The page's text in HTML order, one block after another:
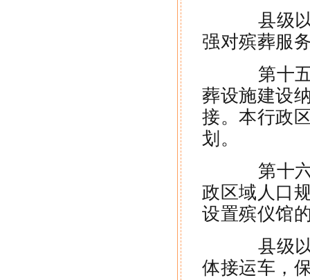
县级以
强对殡葬服
第十五
葬设施建设
接。本行政
划。
第十六
政区域人口
设置殡仪馆
县级以
体接运车，